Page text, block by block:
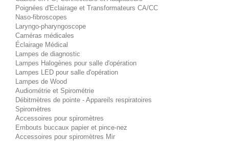
Poignées d'Eclairage et Transformateurs CA/CC
Naso-fibroscopes
Laryngo-pharyngoscope
Caméras médicales
Éclairage Médical
Lampes de diagnostic
Lampes Halogènes pour salle d'opération
Lampes LED pour salle d'opération
Lampes de Wood
Audiométrie et Spirométrie
Débitmètres de pointe - Appareils respiratoires
Spiromètres
Accessoires pour spiromètres
Embouts buccaux papier et pince-nez
Accessoires pour spiromètres Mir